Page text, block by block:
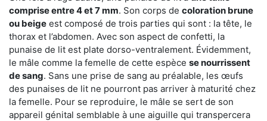
comprise entre 4 et 7 mm. Son corps de coloration brune
ou beige est composé de trois parties qui sont : la tête, le
thorax et l’abdomen. Avec son aspect de confetti, la
punaise de lit est plate dorso-ventralement. Évidemment,
le mâle comme la femelle de cette espèce se nourrissent
de sang. Sans une prise de sang au préalable, les œufs
des punaises de lit ne pourront pas arriver à maturité chez
la femelle. Pour se reproduire, le mâle se sert de son
appareil génital semblable à une aiguille qui transpercera